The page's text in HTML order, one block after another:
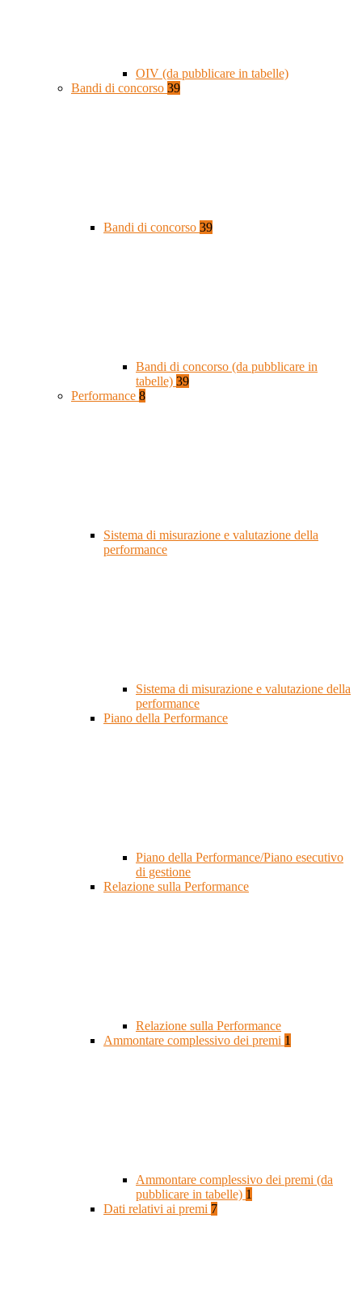
OIV (da pubblicare in tabelle)
Bandi di concorso 39
Bandi di concorso 39
Bandi di concorso (da pubblicare in
tabelle) 39
Performance 8
Sistema di misurazione e valutazione della
performance
Sistema di misurazione e valutazione della
performance
Piano della Performance
Piano della Performance/Piano esecutivo
di gestione
Relazione sulla Performance
Relazione sulla Performance
Ammontare complessivo dei premi 1
Ammontare complessivo dei premi (da
pubblicare in tabelle) 1
Dati relativi ai premi 7